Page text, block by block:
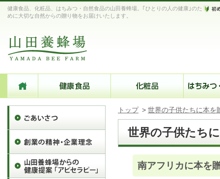
健康食品、化粧品、はちみつ・自然食品の山田養蜂場。｢ひとりの人の健康｣のた
めに大切な自然からの贈り物をお届けいたします。
トップ > 世界の子供たちに本を
世界の子供たち
南アフリカに本を